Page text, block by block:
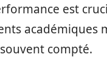
est
académiques
compté.